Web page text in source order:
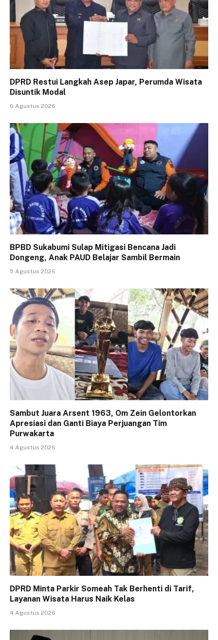
DPRD Restui Langkah Asep Japar, Perumda Wisata
Disuntik Modal
6 Agustus 2026
BPBD Sukabumi Sulap Mitigasi Bencana Jadi
Dongeng, Anak PAUD Belajar Sambil Bermain
5 Agustus 2026
Sambut Juara Arsent 1963, Om Zein Gelontorkan
Apresiasi dan Ganti Biaya Perjuangan Tim
Purwakarta
4 Agustus 2026
DPRD Minta Parkir Someah Tak Berhenti di Tarif,
Layanan Wisata Harus Naik Kelas
4 Agustus 2026